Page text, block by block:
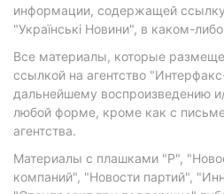
информации, содержащей
"Українські Новини", в каком-
Все материалы, которые
ссылкой на агентство
дальнейшему воспроизведению
любой форме, кроме как с
агентства.
Материалы с плашками "Р",
компаний", "Новости партий",